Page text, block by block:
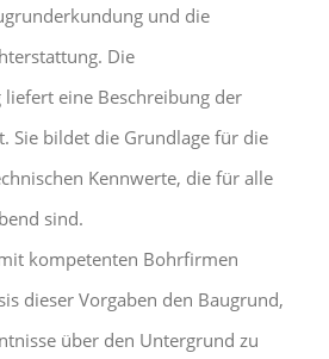
und die
Die
eine Beschreibung der
Sie bildet die Grundlage für die
Kennwerte, die für alle
sind.
kompetenten Bohrfirmen
dieser Vorgaben den Baugrund,
über den Untergrund zu